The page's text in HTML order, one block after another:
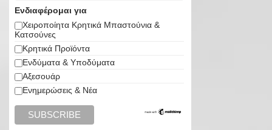
Ενδιαφέρομαι για
Χειροποίητα Κρητικά Μπαστούνια &
Κατσούνες
Κρητικά Προϊόντα
Ενδύματα & Υποδύματα
Αξεσουάρ
Ενημερώσεις & Νέα